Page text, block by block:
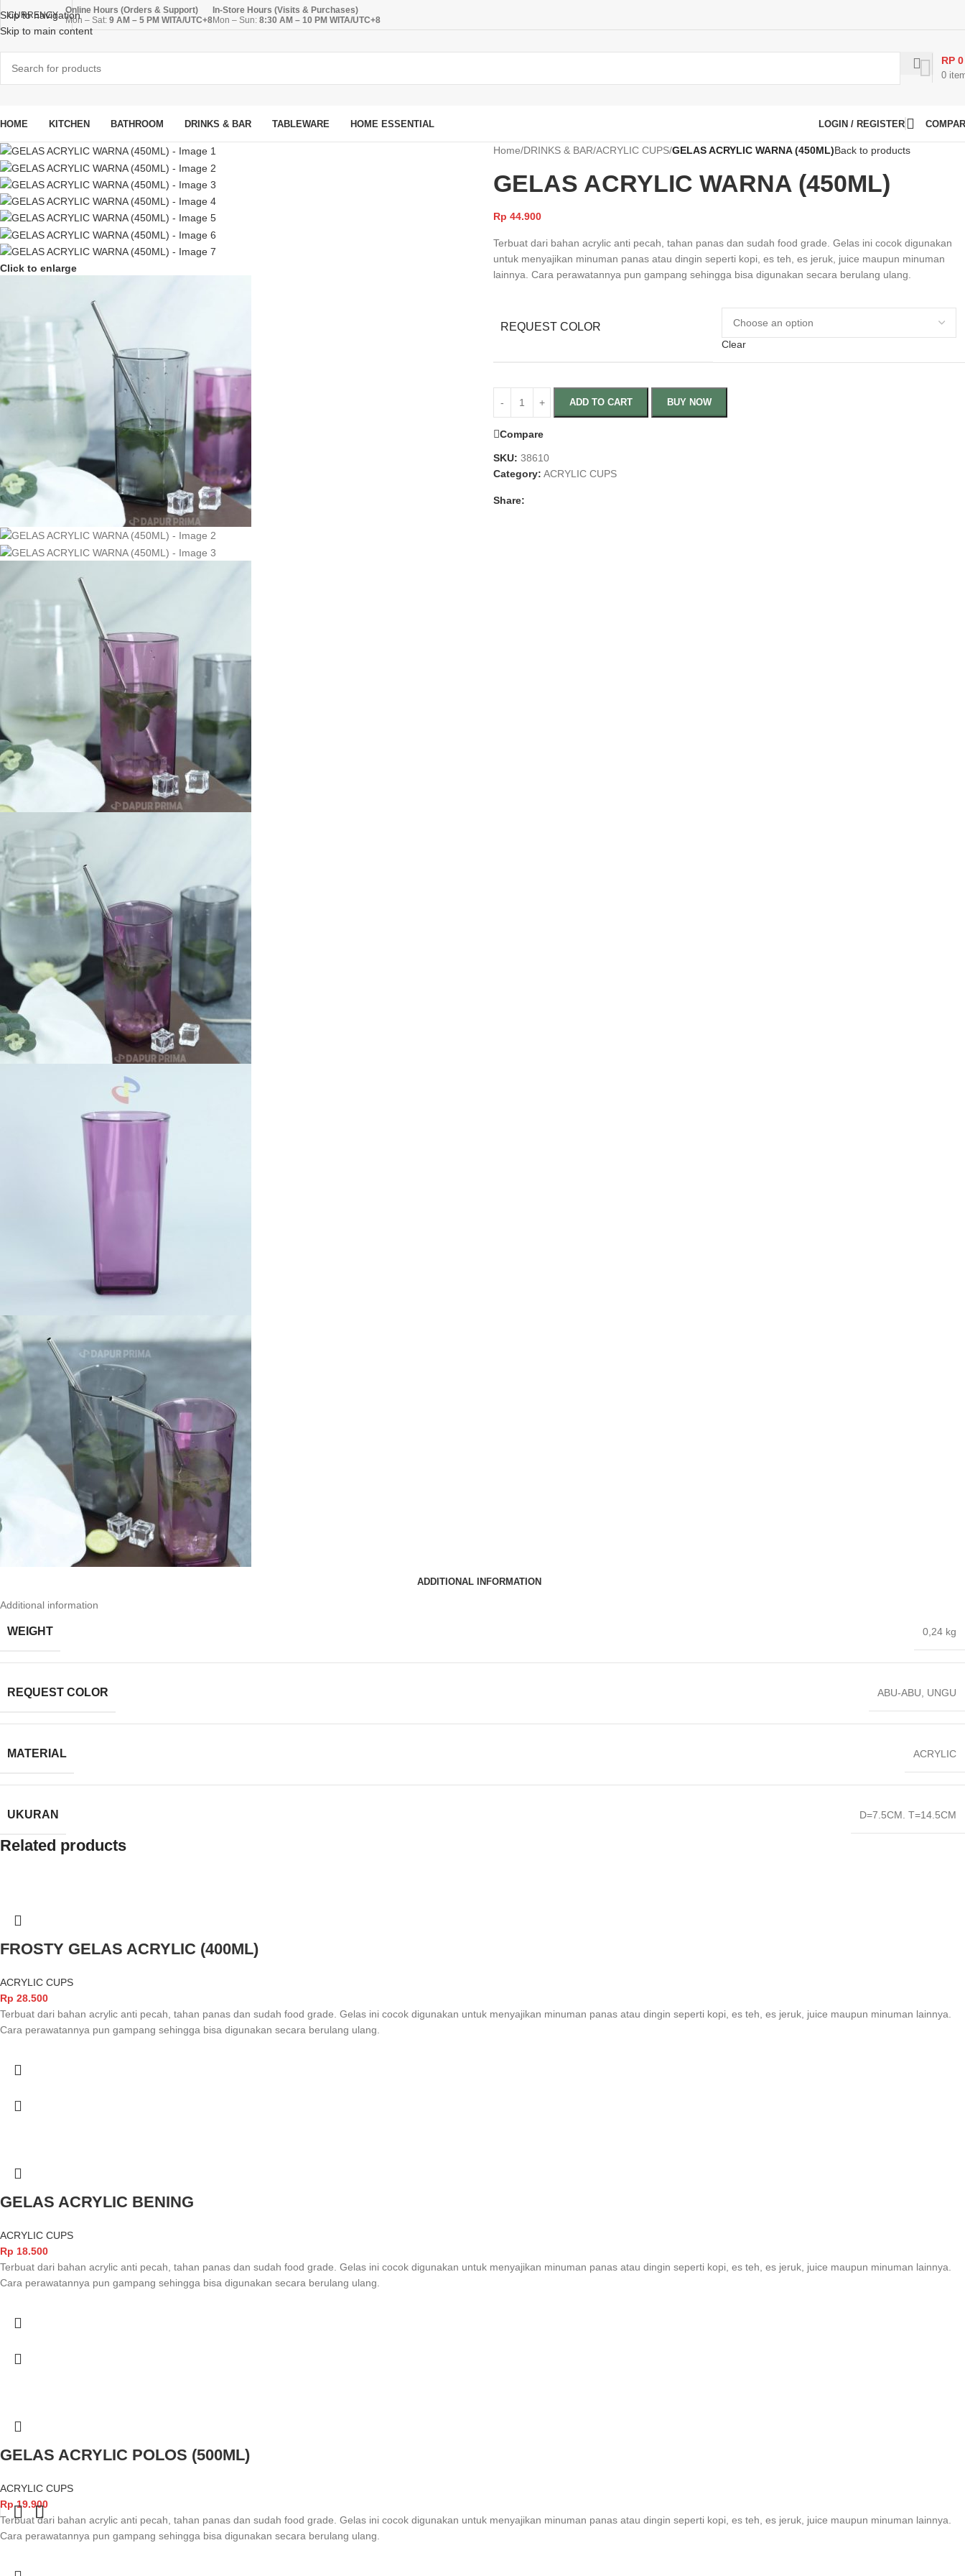
Skip to navigation
Skip to main content
CURRENCY
Online Hours (Orders & Support)
Mon – Sat: 9 AM – 5 PM WITA/UTC+8
In-Store Hours (Visits & Purchases)
Mon – Sun: 8:30 AM – 10 PM WITA/UTC+8
0
RP 0
HOME KITCHEN BATHROOM DRINKS & BAR TABLEWARE HOME ESSENTIAL LOGIN / REGISTER
Click to enlarge
Home/DRINKS & BAR/ACRYLIC CUPS/GELAS ACRYLIC WARNA (450ML)Back to products
GELAS ACRYLIC WARNA (450ML)
Rp 44.900
Terbuat dari bahan acrylic anti pecah, tahan panas dan sudah food grade. Gelas ini cocok digunakan
untuk menyajikan minuman panas atau dingin seperti kopi, es teh, es jeruk, juice maupun minuman
lainnya. Cara perawatannya pun gampang sehingga bisa digunakan secara berulang ulang.
REQUEST COLOR
Clear
ADD TO CART BUY NOW
Compare
SKU: 38610
Category: ACRYLIC CUPS
Share:
ADDITIONAL INFORMATION
Additional information
WEIGHT 0,24 kg
REQUEST COLOR ABU-ABU UNGU
MATERIAL ACRYLIC
UKURAN D=7.5CM. T=14.5CM
Related products
FROSTY GELAS ACRYLIC (400ML)
ACRYLIC CUPS
Rp 28.500
Terbuat dari bahan acrylic anti pecah, tahan panas dan sudah food grade. Gelas ini cocok digunakan untuk menyajikan minuman panas atau dingin seperti kopi, es teh, es jeruk, juice maupun minuman lainnya.
Cara perawatannya pun gampang sehingga bisa digunakan secara berulang ulang.
GELAS ACRYLIC BENING
ACRYLIC CUPS
Rp 18.500
Terbuat dari bahan acrylic anti pecah, tahan panas dan sudah food grade. Gelas ini cocok digunakan untuk menyajikan minuman panas atau dingin seperti kopi, es teh, es jeruk, juice maupun minuman lainnya.
Cara perawatannya pun gampang sehingga bisa digunakan secara berulang ulang.
GELAS ACRYLIC POLOS (500ML)
ACRYLIC CUPS
Rp19.900
Terbuat dari bahan acrylic anti pecah, tahan panas dan sudah food grade. Gelas ini cocok digunakan untuk menyajikan minuman panas atau dingin seperti kopi, es teh, es jeruk, juice maupun minuman lainnya.
Cara perawatannya pun gampang sehingga bisa digunakan secara berulang ulang.